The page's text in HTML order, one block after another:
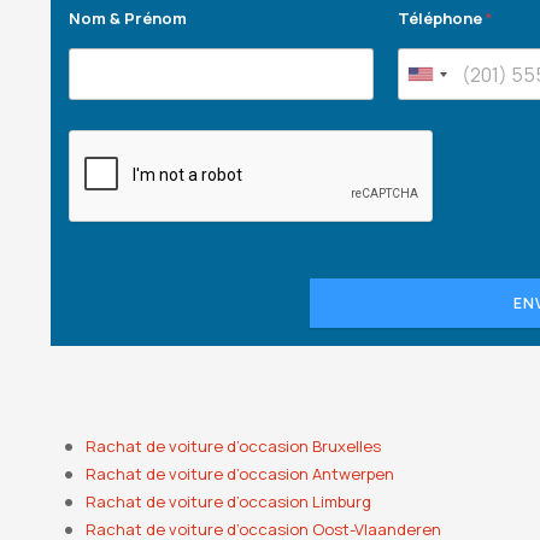
Nom & Prénom Téléphone*
Rachat de voiture d’occasion Bruxelles
Rachat de voiture d’occasion Antwerpen
Rachat de voiture d’occasion Limburg
Rachat de voiture d’occasion Oost-Vlaanderen